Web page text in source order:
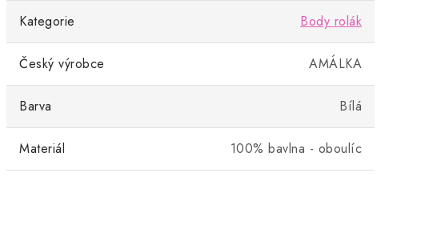
Kategorie Body rolák
Český výrobce AMÁLKA
Barva Bílá
Materiál 100% bavlna - oboulíc